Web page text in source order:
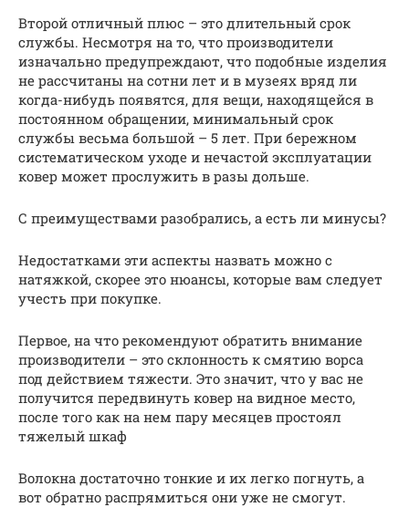
Второй отличный плюс – это длительный срок
службы. Несмотря на то, что производители
изначально предупреждают, что подобные изделия
не рассчитаны на сотни лет и в музеях вряд ли
когда-нибудь появятся, для вещи, находящейся в
постоянном обращении, минимальный срок
службы весьма большой – 5 лет. При бережном
систематическом уходе и нечастой эксплуатации
ковер может прослужить в разы дольше.
С преимуществами разобрались, а есть ли минусы?
Недостатками эти аспекты назвать можно с
натяжкой, скорее это нюансы, которые вам следует
учесть при покупке.
Первое, на что рекомендуют обратить внимание
производители – это склонность к смятию ворса
под действием тяжести. Это значит, что у вас не
получится передвинуть ковер на видное место,
после того как на нем пару месяцев простоял
тяжелый шкаф
Волокна достаточно тонкие и их легко погнуть, а
вот обратно распрямиться они уже не смогут.